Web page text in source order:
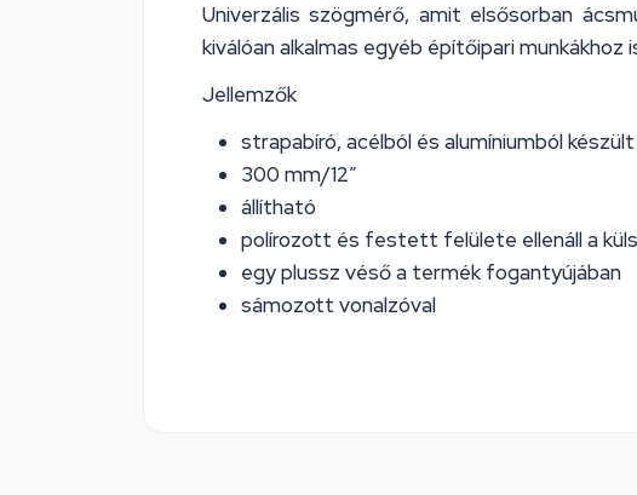
Univerzális szögmérő, amit elsősorban
kiválóan alkalmas egyéb építőipari munkákhoz
Jellemzők
strapabíró, acélból és alumíniumból készült
300 mm/12”
állítható
polírozott és festett felülete ellenáll a
egy plussz véső a termék fogantyújában
sámozott vonalzóval